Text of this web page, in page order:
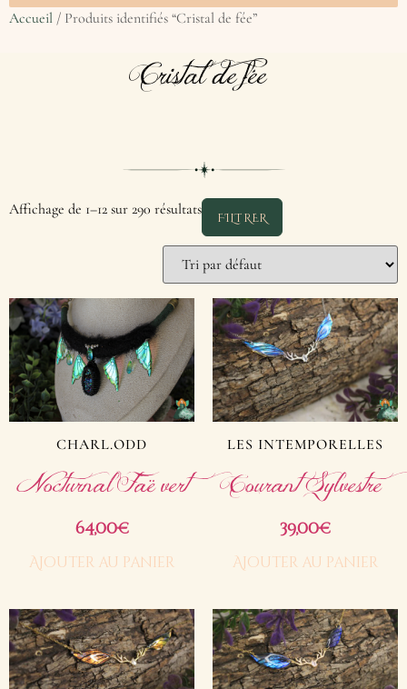
Accueil / Produits identifiés “Cristal de fée”
Cristal de fée
FILTRER
Affichage de 1–12 sur 290 résultats
CHARL.ODD
Nocturnal Faë vert
64,00€
Ajouter au panier
LES INTEMPORELLES
Courant Sylvestre
39,00€
Ajouter au panier